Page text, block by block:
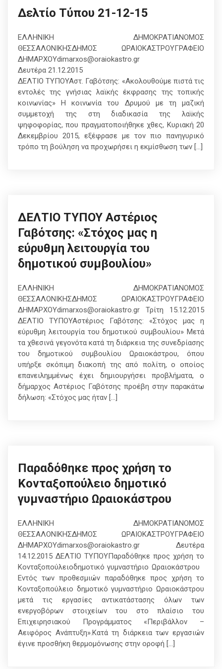
Δελτίο Τύπου 21-12-15
ΕΛΛΗΝΙΚΗ ΔΗΜΟΚΡΑΤΙΑΝΟΜΟΣ
ΘΕΣΣΑΛΟΝΙΚΗΣΔΗΜΟΣ ΩΡΑΙΟΚΑΣΤΡΟΥΓΡΑΦΕΙΟ
Δευτέρα 21.12.2015
ΔΕΛΤΙΟ ΤΥΠΟΥΑστ. Γαβότσης: «Ακολουθούμε πιστά τις
εντολές της γνήσιας λαϊκής έκφρασης της τοπικής
κοινωνίας» Η κοινωνία του Δρυμού με τη μαζική
συμμετοχή της στη διαδικασία της λαϊκής
ψηφοφορίας, που πραγματοποιήθηκε χθες, Κυριακή 20
Δεκεμβρίου 2015, εξέφρασε με τον πιο πανηγυρικό
τρόπο τη βούληση να προχωρήσει η εκμίσθωση των […]
ΔΕΛΤΙΟ ΤΥΠΟΥ Αστέριος
Γαβότσης: «Στόχος μας η
εύρυθμη λειτουργία του
δημοτικού συμβουλίου»
ΕΛΛΗΝΙΚΗ ΔΗΜΟΚΡΑΤΙΑΝΟΜΟΣ
ΘΕΣΣΑΛΟΝΙΚΗΣΔΗΜΟΣ ΩΡΑΙΟΚΑΣΤΡΟΥΓΡΑΦΕΙΟ
ΔΗΜΑΡΧΟΥdimarxos@oraiokastro.gr Τρίτη 15.12.2015
ΔΕΛΤΙΟ ΤΥΠΟΥΑστέριος Γαβότσης: «Στόχος μας η
εύρυθμη λειτουργία του δημοτικού συμβουλίου» Μετά
τα χθεσινά γεγονότα κατά τη διάρκεια της συνεδρίασης
του δημοτικού συμβουλίου Ωραιοκάστρου, όπου
υπήρξε σκόπιμη διακοπή της από πολίτη, ο οποίος
επανειλημμένως έχει δημιουργήσει προβλήματα, ο
δήμαρχος Αστέριος Γαβότσης προέβη στην παρακάτω
δήλωση: «Στόχος μας ήταν […]
Παραδόθηκε προς χρήση το
Κονταξοπούλειο δημοτικό
γυμναστήριο Ωραιοκάστρου
ΕΛΛΗΝΙΚΗ ΔΗΜΟΚΡΑΤΙΑΝΟΜΟΣ
ΘΕΣΣΑΛΟΝΙΚΗΣΔΗΜΟΣ ΩΡΑΙΟΚΑΣΤΡΟΥΓΡΑΦΕΙΟ
ΔΗΜΑΡΧΟΥdimarxos@oraiokastro.gr Δευτέρα
14.12.2015 ΔΕΛΤΙΟ ΤΥΠΟΥΠαραδόθηκε προς χρήση το
Κονταξοπούλειοδημοτικό γυμναστήριο Ωραιοκάστρου
Εντός των προθεσμιών παραδόθηκε προς χρήση το
Κονταξοπούλειο δημοτικό γυμναστήριο Ωραιοκάστρου
μετά τις εργασίες αντικατάστασης όλων των
ενεργοβόρων στοιχείων του στο πλαίσιο του
Επιχειρησιακού Προγράμματος «Περιβάλλον –
Αειφόρος Ανάπτυξη».Κατά τη διάρκεια των εργασιών
έγινε προσθήκη θερμομόνωσης στην οροφή […]